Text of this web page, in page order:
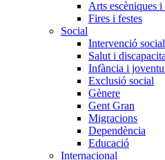
Arts escèniques
Fires i festes
Social
Intervenció social
Salut i
Infància i
Exclusió social
Gènere
Gent Gran
Migracions
Dependència
Educació
Internacional